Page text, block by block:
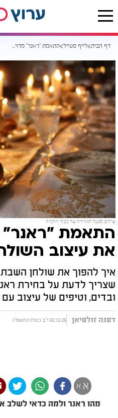
דף הבית לייף סטייל התאמת "ראנר" מדויקת תמנף את עיצוב השולחן!
שילוב מנצח לאווירה של כבוד ויוקרה
התאמת "ראנר"
את עיצוב
איך להפוך את שולחן
שצריך לדעת על בחירת
ובדים, וטיפים של עיצוב
דפנה זולפיאן 02.12.25 י"ב כסלו התשפ"ו
א א
מהו ראנר ולמה כדאי לשלב